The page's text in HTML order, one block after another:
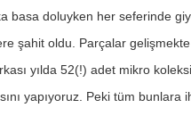
basa doluyken her seferinde
şahit oldu. Parçalar
yılda 52(!) adet mikro
yapıyoruz. Peki tüm bunlara